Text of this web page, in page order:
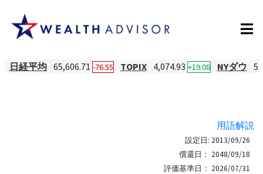
日経平均 65,606.71 -76.55 TOPIX 4,074.93 +19.08 NYダウ
用語解説
設定日: 2013/09/26
償還日： 2048/09/18
評価基準日： 2026/07/31